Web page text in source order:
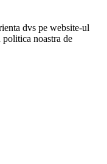
dvs pe website-ul
noastra de